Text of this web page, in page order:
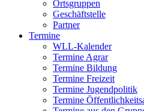
Ortsgruppen
Geschäftstelle
Partner
Termine
WLL-Kalender
Termine Agrar
Termine Bildung
Termine Freizeit
Termine Jugendpolitik
Termine